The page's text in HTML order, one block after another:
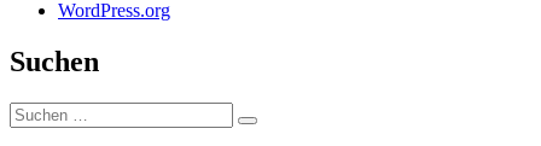
WordPress.org
Suchen
Suchen
nach:
Suchen